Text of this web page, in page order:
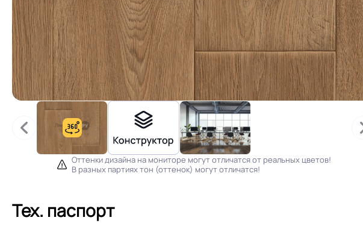
Оттенки дизайна на мониторе могут отличатся от реальных цветов!
В разных партиях тон (оттенок) могут отличатся!
Тех. паспорт